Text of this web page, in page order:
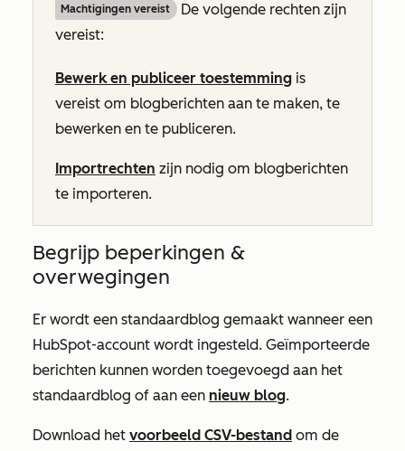
Machtigingen vereist
De volgende rechten zijn
vereist:
Bewerk en publiceer toestemming is
vereist om blogberichten aan te maken, te
bewerken en te publiceren.
Importrechten zijn nodig om blogberichten
te importeren.
Begrijp beperkingen &
overwegingen
Er wordt een standaardblog gemaakt wanneer een
HubSpot-account wordt ingesteld. Geïmporteerde
berichten kunnen worden toegevoegd aan het
standaardblog of aan een nieuw blog.
Download het voorbeeld CSV-bestand om de